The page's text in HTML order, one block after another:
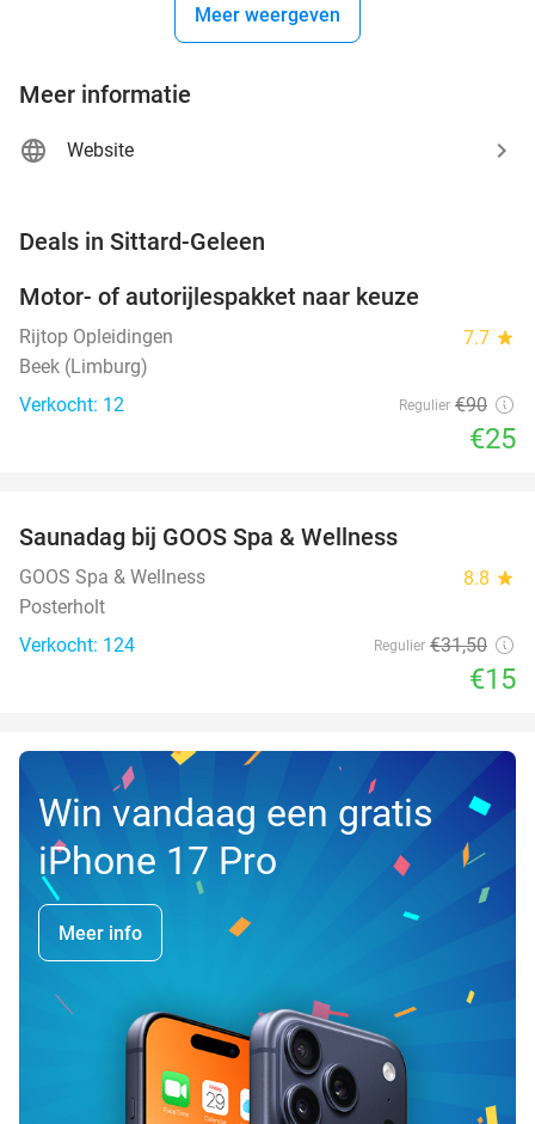
Meer weergeven
Meer informatie
Website
Deals in Sittard-Geleen
Motor- of autorijlespakket naar keuze
Rijtop Opleidingen 7.7 star
Beek (Limburg)
Verkocht: 12
Regulier €90
€25
TODAY
Saunadag bij GOOS Spa & Wellness
GOOS Spa & Wellness 8.8 star
Posterholt
Verkocht: 124
Regulier €31,50
€15
Win vandaag een gratis
iPhone 17 Pro
Meer info